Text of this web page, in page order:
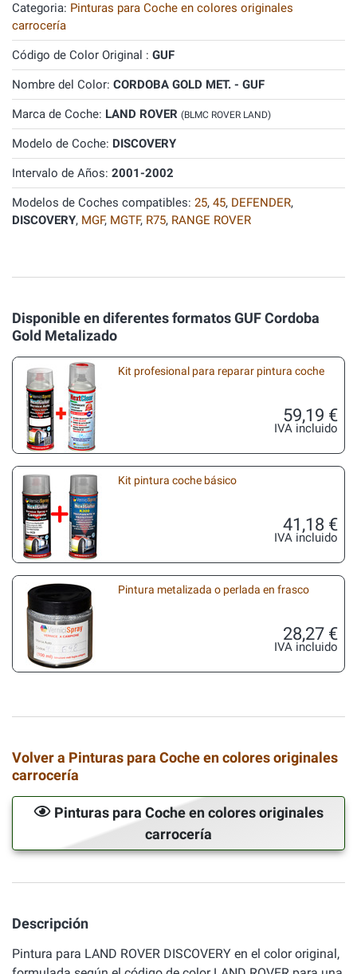
Categoria: Pinturas para Coche en colores originales
carrocería
Código de Color Original : GUF
Nombre del Color: CORDOBA GOLD MET. - GUF
Marca de Coche: LAND ROVER (BLMC ROVER LAND)
Modelo de Coche: DISCOVERY
Intervalo de Años: 2001-2002
Modelos de Coches compatibles: 25, 45, DEFENDER,
DISCOVERY, MGF, MGTF, R75, RANGE ROVER
Disponible en diferentes formatos GUF Cordoba
Gold Metalizado
Kit profesional para reparar pintura coche
59,19 €
IVA incluido
Kit pintura coche básico
41,18 €
IVA incluido
Pintura metalizada o perlada en frasco
28,27 €
IVA incluido
Volver a Pinturas para Coche en colores originales
carrocería
Pinturas para Coche en colores originales
carrocería
Descripción
Pintura para LAND ROVER DISCOVERY en el color original,